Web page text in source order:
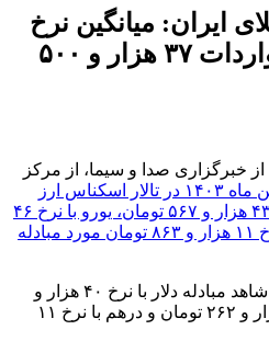
ایران: میانگین نرخ
ارز تخصیصی برای واردات ۳۷ هزار و ۵۰۰
خبرگزاری صدا و سیما، از مرکز
امروز ۳۰ فروردین ماه ۱۴۰۳ در تالار اسکناس ارز
مرکز مبادله ایران، دلار با نرخ ۴۳ هزار و ۵۶۷ تومان، یورو با نرخ ۴۶
هزار و ۳۶۹ تومان و درهم با نرخ ۱۱ هزار و ۸۶۳ تومان مورد مبادله
به همین ترتیب تالار حواله ارز، شاهد مبادله دلار با نرخ ۴۰ هزار و
۶۴۸ تومان، یورور با نرخ ۴۳ هزار و ۲۶۲ تومان و درهم با نرخ ۱۱